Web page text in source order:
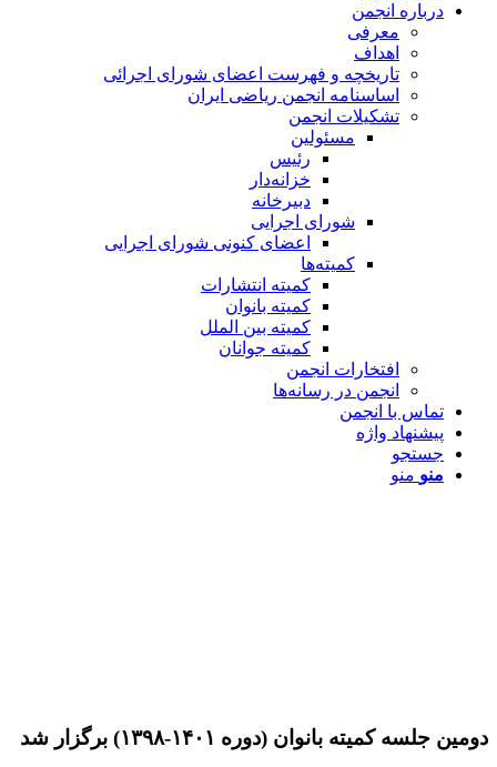
درباره انجمن
معرفی
اهداف
تاریخچه و فهرست اعضای شورای اجرائی
اساسنامه انجمن ریاضی ایران
تشکیلات انجمن
مسئولین
رئیس
خزانه‌دار
دبیرخانه
شورای اجرایی
اعضای کنونی شورای اجرایی
کمیته‌ها
کمیته انتشارات
کمیته بانوان
کمیته بین الملل
کمیته جوانان
افتخارات انجمن
انجمن در رسانه‌ها
تماس با انجمن
پیشنهاد واژه
جستجو
منو منو
دومین جلسه کمیته بانوان (دوره ۱۴۰۱-۱۳۹۸) برگزار شد